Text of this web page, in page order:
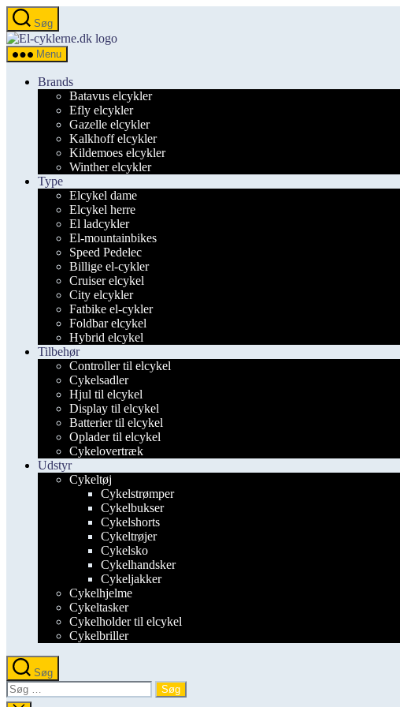
Spring
til
indholdet
Søg
el-
Menu
Brands
Batavus elcykler
Efly elcykler
Gazelle elcykler
Kalkhoff elcykler
Kildemoes elcykler
Winther elcykler
Type
Elcykel dame
Elcykel herre
El ladcykler
El-mountainbikes
Speed Pedelec
Billige el-cykler
Cruiser elcykel
City elcykler
Fatbike el-cykler
Foldbar elcykel
Hybrid elcykel
Tilbehør
Controller til elcykel
Cykelsadler
Hjul til elcykel
Display til elcykel
Batterier til elcykel
Oplader til elcykel
Cykelovertræk
Udstyr
Cykeltøj
Cykelstrømper
Cykelbukser
Cykelshorts
Cykeltrøjer
Cykelsko
Cykelhandsker
Cykeljakker
Cykelhjelme
Cykeltasker
Cykelholder til elcykel
Cykelbriller
Søg
Søg
efter: